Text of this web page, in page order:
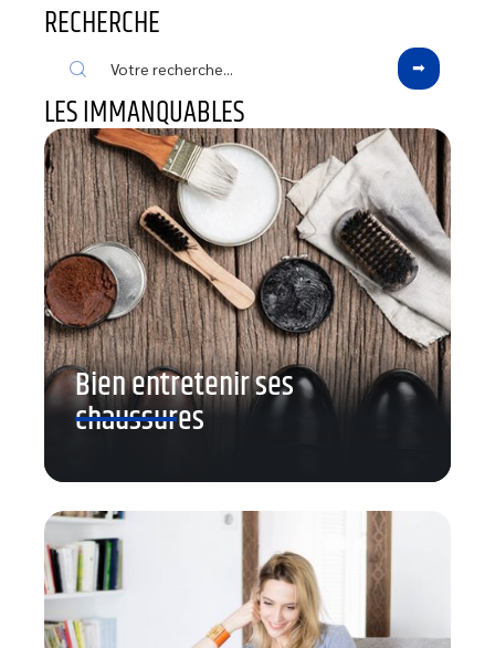
RECHERCHE
LES IMMANQUABLES
Bien entretenir ses
chaussures